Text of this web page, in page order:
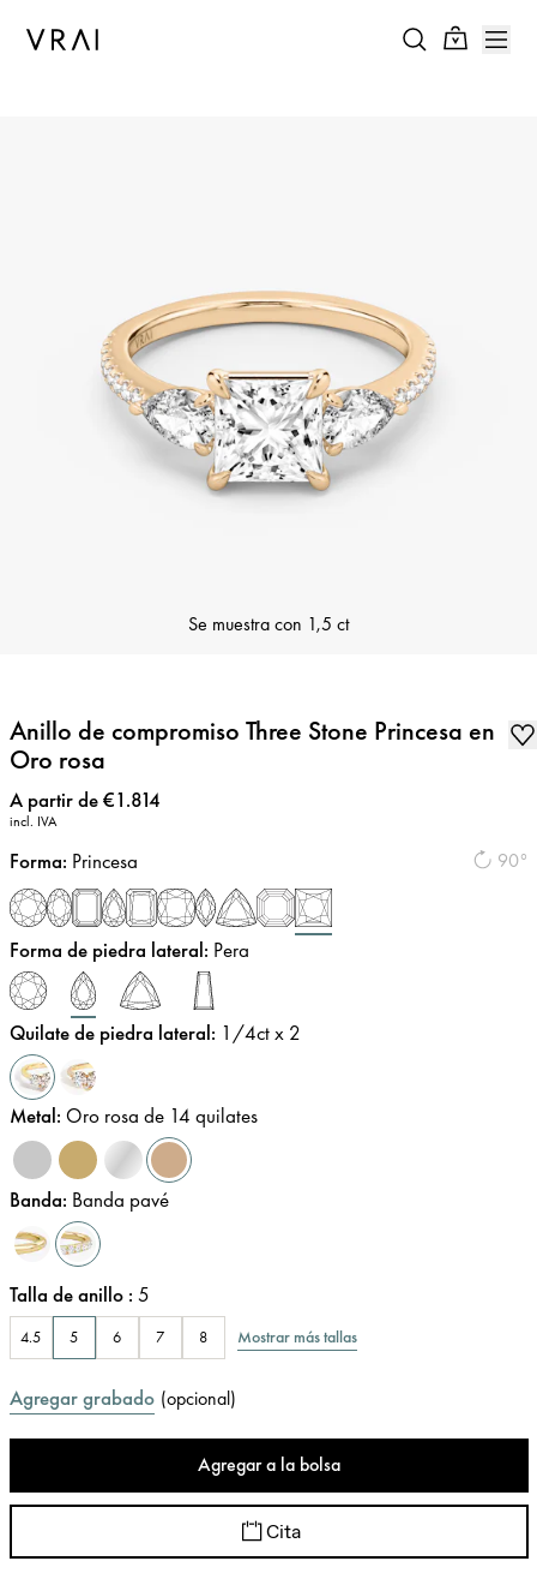
Se muestra con 1,5 ct
Anillo de compromiso Three Stone Princesa en
Oro rosa
Precio:
A partir de €1.814
incl. IVA
90°
Forma: Princesa
Forma de piedra lateral: Pera
Quilate de piedra lateral: 1/4ct x 2
Metal: Oro rosa de 14 quilates
Banda: Banda pavé
Talla de anillo : 5
4.5 5 6 7 8 Mostrar más tallas
Agregar grabado (opcional)
Agregar a la bolsa
Cita